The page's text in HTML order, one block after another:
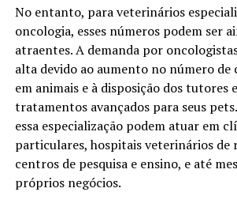
No entanto, para veterinários
oncologia, esses números podem ser
atraentes. A demanda por
alta devido ao aumento no número de
em animais e à disposição dos tutores
tratamentos avançados para seus
essa especialização podem atuar em
particulares, hospitais veterinários de
centros de pesquisa e ensino, e até
próprios negócios.